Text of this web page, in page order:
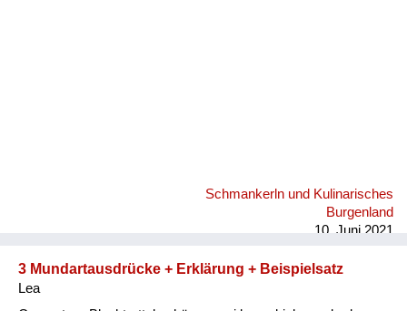
Schmankerln und Kulinarisches
Burgenland
10. Juni 2021
3 Mundartausdrücke + Erklärung + Beispielsatz
Lea